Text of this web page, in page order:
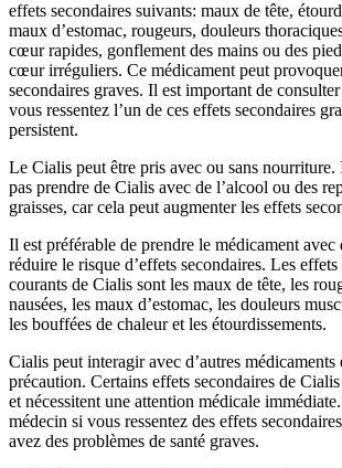
effets secondaires suivants: maux de tête,
maux d’estomac, rougeurs, douleurs
cœur rapides, gonflement des mains ou des
cœur irréguliers. Ce médicament peut
secondaires graves. Il est important de
vous ressentez l’un de ces effets secondaires
persistent.
Le Cialis peut être pris avec ou sans nourriture.
pas prendre de Cialis avec de l’alcool ou des
graisses, car cela peut augmenter les effets
Il est préférable de prendre le médicament
réduire le risque d’effets secondaires. Les
courants de Cialis sont les maux de tête, les
nausées, les maux d’estomac, les douleurs
les bouffées de chaleur et les étourdissements.
Cialis peut interagir avec d’autres
précaution. Certains effets secondaires de
et nécessitent une attention médicale
médecin si vous ressentez des effets
avez des problèmes de santé graves.